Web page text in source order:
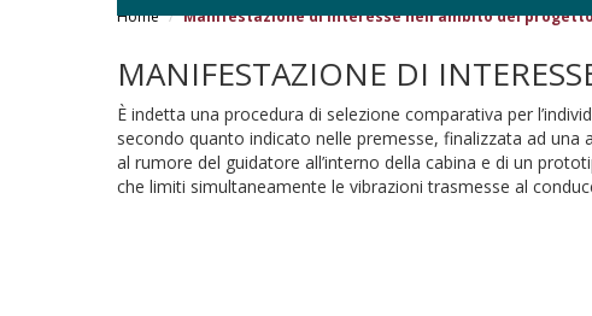
Home Manifestazione di interesse nell'ambito del progetto
MANIFESTAZIONE DI
È indetta una procedura di selezione comparativa per
secondo quanto indicato nelle premesse, finalizzata ad
al rumore del guidatore all’interno della cabina e di un
che limiti simultaneamente le vibrazioni trasmesse al